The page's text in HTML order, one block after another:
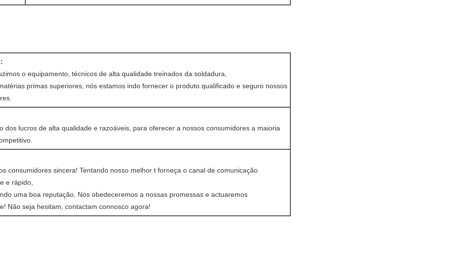
o equipamento, técnicos de alta qualidade treinados da soldadura,
primas superiores, nós estamos indo fornecer o produto qualificado e seguro nossos
dos lucros de alta qualidade e razoáveis, para oferecer a nossos consumidores a maioria
consumidores sincera! Tentando nosso melhor t forneça o canal de comunicação
e rápido,
uma boa reputação. Nós obedeceremos a nossas promessas e actuaremos
Não seja hesitam, contactam connosco agora!